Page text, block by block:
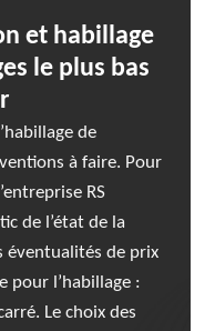
et habillage
le plus bas
de
à faire. Pour
RS
de l’état de la
éventualités de prix
pour l’habillage :
Le choix des